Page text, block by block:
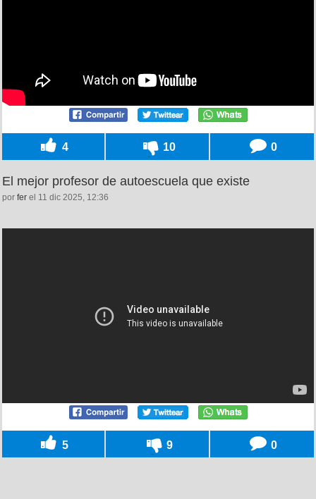
4 10 0
El mejor profesor de autoescuela que existe
por fer el 11 dic 2025, 12:36
5 9 0